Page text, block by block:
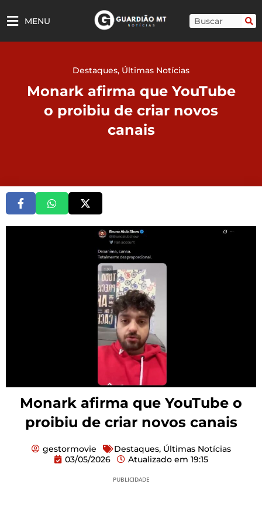
para
MENU Pesquisar
Destaques, Últimas Notícias
Monark afirma que YouTube
o proibiu de criar novos
canais
Monark afirma que YouTube o
proibiu de criar novos canais
gestormovie Destaques, Últimas Notícias
03/05/2026
Atualizado em 19:15
PUBLICIDADE